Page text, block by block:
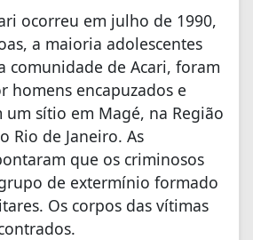
ocorreu em julho de 1990,
a maioria adolescentes
comunidade de Acari, foram
homens encapuzados e
um sítio em Magé, na Região
Rio de Janeiro. As
que os criminosos
de extermínio formado
Os corpos das vítimas